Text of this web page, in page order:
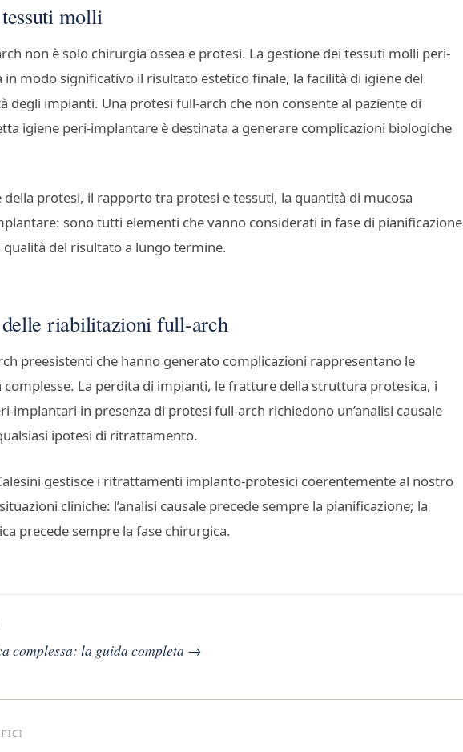
molli
non è solo chirurgia ossea e protesi. La gestione dei tessuti molli peri-
modo significativo il risultato estetico finale, la facilità di igiene del
degli impianti. Una protesi full-arch che non consente al paziente di
igiene peri-implantare è destinata a generare complicazioni biologiche
protesi, il rapporto tra protesi e tessuti, la quantità di mucosa
sono tutti elementi che vanno considerati in fase di pianificazione
qualità del risultato a lungo termine.
riabilitazioni full-arch
preesistenti che hanno generato complicazioni rappresentano le
complesse. La perdita di impianti, le fratture della struttura protesica, i
implantari in presenza di protesi full-arch richiedono un’analisi causale
ipotesi di ritrattamento.
gestisce i ritrattamenti implanto-protesici coerentemente al nostro
cliniche: l’analisi causale precede sempre la pianificazione; la
precede sempre la fase chirurgica.
complessa: la guida completa →